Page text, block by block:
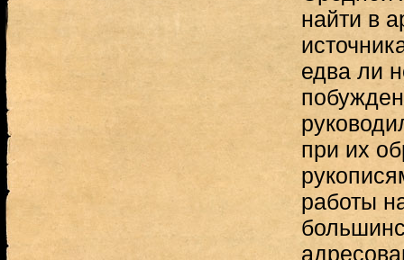
найти в
едва ли
при их
работы